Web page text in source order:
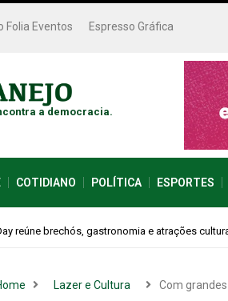
Folia Eventos Espresso Gráfica
a democracia.
COTIDIANO POLÍTICA ESPORTES
paranoia e conspiração em um
Lazer e Cultura Com grandes